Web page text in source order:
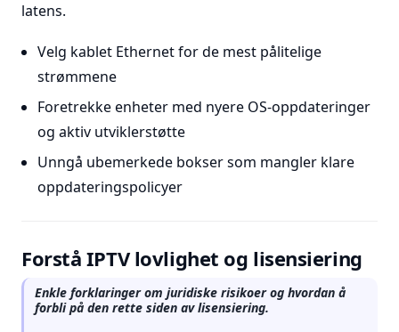
latens.
Velg kablet Ethernet for de mest pålitelige
strømmene
Foretrekke enheter med nyere OS-oppdateringer
og aktiv utviklerstøtte
Unngå ubemerkede bokser som mangler klare
oppdateringspolicyer
Forstå IPTV lovlighet og lisensiering
Enkle forklaringer om juridiske risikoer og hvordan å
forbli på den rette siden av lisensiering.